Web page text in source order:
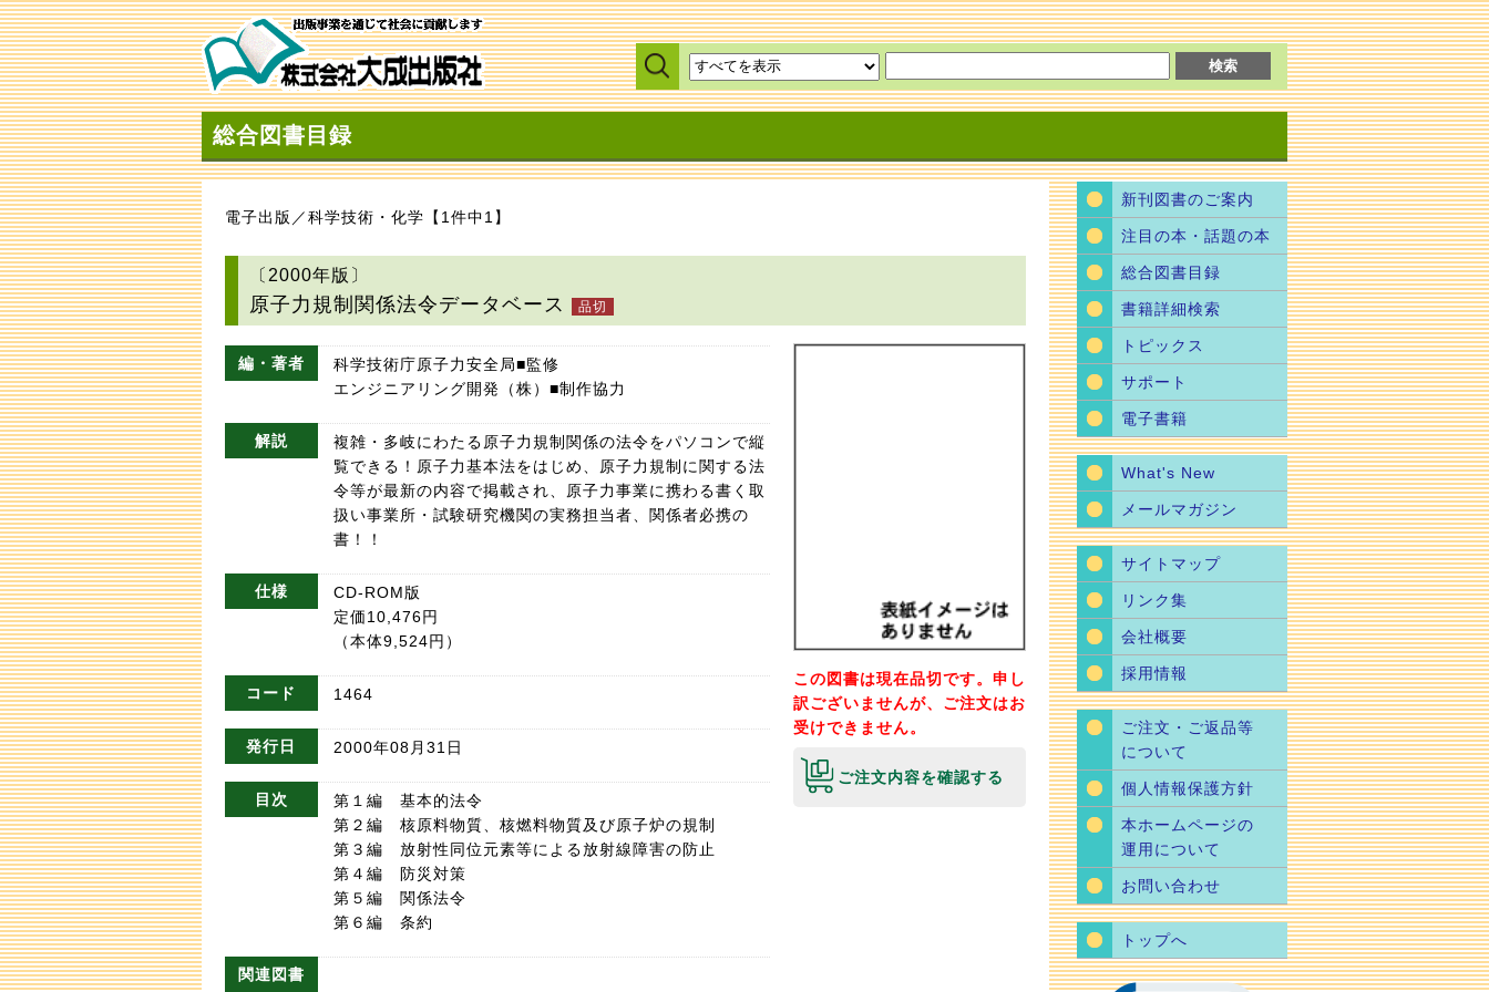
総合図書目録
電子出版／科学技術・化学【1件中1】
〔2000年版〕
原子力規制関係法令データベース
編・著者
科学技術庁原子力安全局■監修
エンジニアリング開発（株）■制作協力
解説
複雑・多岐にわたる原子力規制関係の法令をパソコンで縦
覧できる！原子力基本法をはじめ、原子力規制に関する法
令等が最新の内容で掲載され、原子力事業に携わる書く取
扱い事業所・試験研究機関の実務担当者、関係者必携の
書！！
仕様
CD-ROM版
定価10,476円
（本体9,524円）
コード 1464
発行日 2000年08月31日
目次
第１編 基本的法令
第２編 核原料物質、核燃料物質及び原子炉の規制
第３編 放射性同位元素等による放射線障害の防止
第４編 防災対策
第５編 関係法令
第６編 条約
関連図書
この図書は現在品切です。申し
訳ございませんが、ご注文はお
受けできません。
ご注文内容を確認する
新刊図書のご案内
注目の本・話題の本
総合図書目録
書籍詳細検索
トピックス
サポート
電子書籍
What's New
メールマガジン
サイトマップ
リンク集
会社概要
採用情報
ご注文・ご返品等
について
個人情報保護方針
本ホームページの
運用について
お問い合わせ
トップへ